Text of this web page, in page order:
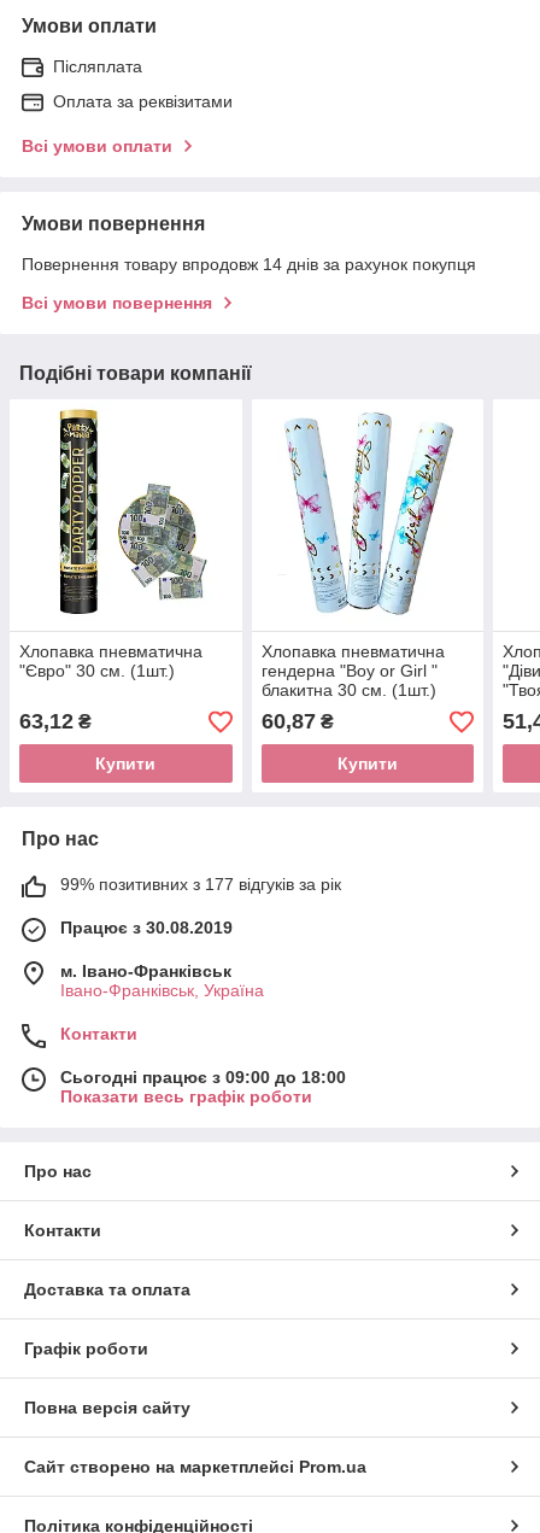
Умови оплати
Післяплата
Оплата за реквізитами
Всі умови оплати
Умови повернення
Повернення товару впродовж 14 днів за рахунок покупця
Всі умови повернення
Подібні товари компанії
Хлопавка пневматична
"Євро" 30 см. (1шт.)
63,12 ₴
Купити
Хлопавка пневматична
гендерна "Boy or Girl "
блакитна 30 см. (1шт.)
60,87₴
Купити
Про нас
99% позитивних з 177 відгуків за рік
Працює з 30.08.2019
м. Івано-Франківськ
Івано-Франківськ, Україна
Контакти
Сьогодні працює з 09:00 до 18:00
Показати весь графік роботи
Про нас
Контакти
Доставка та оплата
Графік роботи
Повна версія сайту
Сайт створено на маркетплейсі Prom.ua
Політика конфіденційності